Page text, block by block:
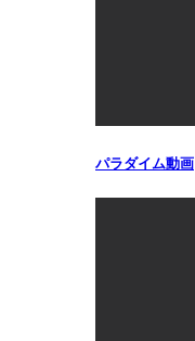
パラダイム動画